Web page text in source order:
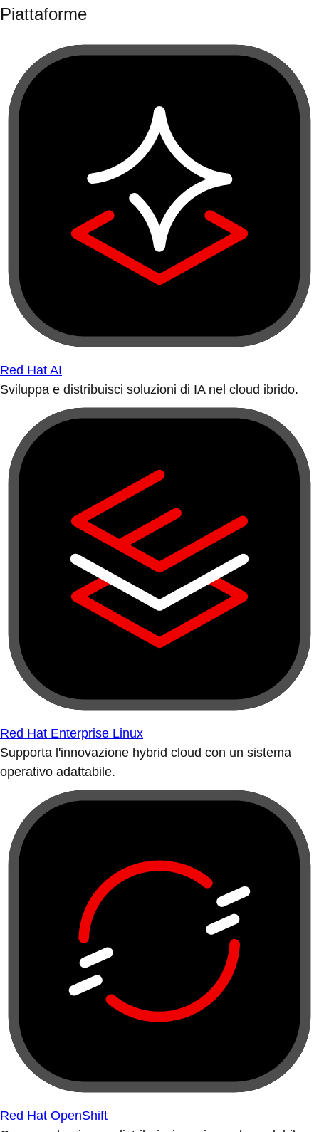
Piattaforme
Red Hat AI
Sviluppa e distribuisci soluzioni di IA nel cloud ibrido.
Red Hat Enterprise Linux
Supporta l'innovazione hybrid cloud con un sistema
operativo adattabile.
Red Hat OpenShift